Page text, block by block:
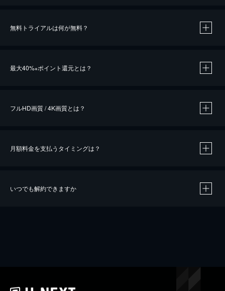
無料トライアルは何が無料？
最大40%※ポイント還元とは？
※40％ポイント還元の対象は、クレジットカード決済による作品の購入 / レンタルです。
iOSアプリのUコイン決済による作品の購入 / レンタルは、20％のポイント還元です。
フルHD画質 / 4K画質とは？
月額料金を支払うタイミングは？
いつでも解約できますか